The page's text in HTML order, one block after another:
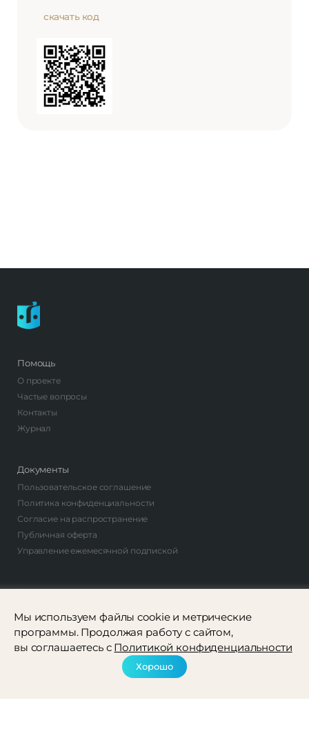
скачать код
Помощь
О проекте
Частые вопросы
Контакты
Журнал
Документы
Пользовательское соглашение
Политика конфиденциальности
Согласие на распространение
Публичная оферта
Управление ежемесячной подпиской
Авторы
Соцсети
Мы используем файлы cookie и метрические
программы. Продолжая работу с сайтом,
вы соглашаетесь с Политикой конфиденциальности
Хорошо